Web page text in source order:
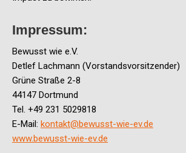
Impressum:
Bewusst wie e.V.
Detlef Lachmann (Vorstandsvorsitzender)
Grüne Straße 2-8
44147 Dortmund
Tel. +49 231 5029818
E-Mail: kontakt@bewusst-wie-ev.de
www.bewusst-wie-ev.de